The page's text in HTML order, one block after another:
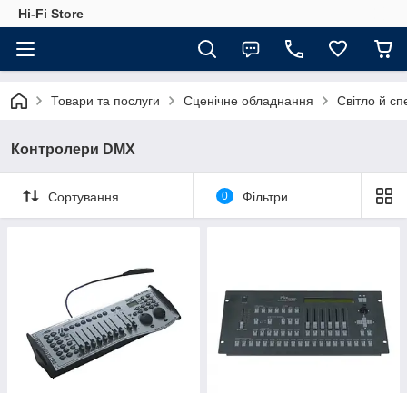
Hi-Fi Store
Товари та послуги Сценічне обладнання Світло й
Контролери DMX
Сортування 0 Фільтри